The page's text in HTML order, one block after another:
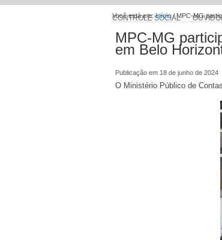
CONTROLE SOCIAL
Você está em:Início/ MPC-MG
MPC-MG
em Belo
Publicação em 18 de junho de 2024
O Ministério Público de